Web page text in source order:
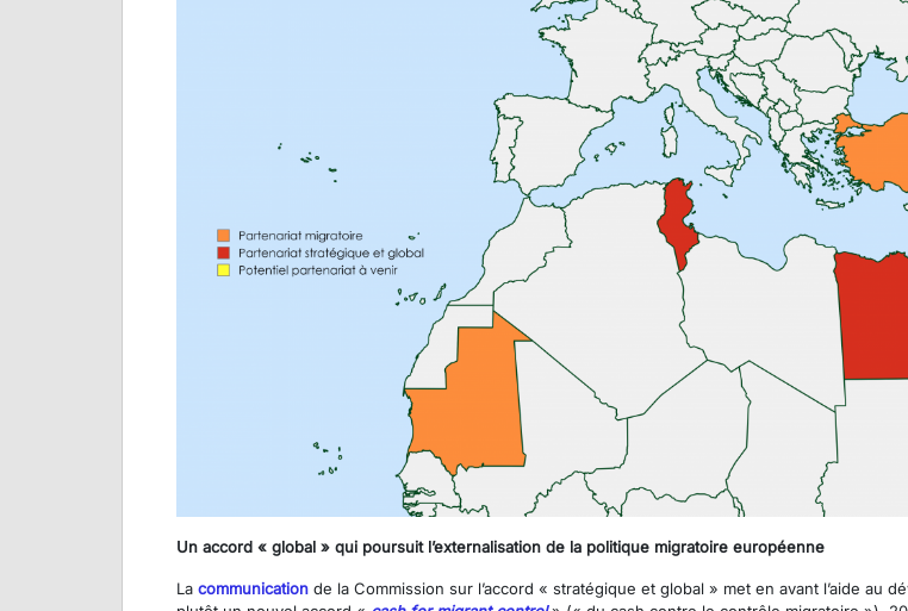
Un accord « global » qui poursuit l’externalisation de la politique migratoire européenne
La communication de la Commission sur l’accord « stratégique et global » met en avant l’aide au